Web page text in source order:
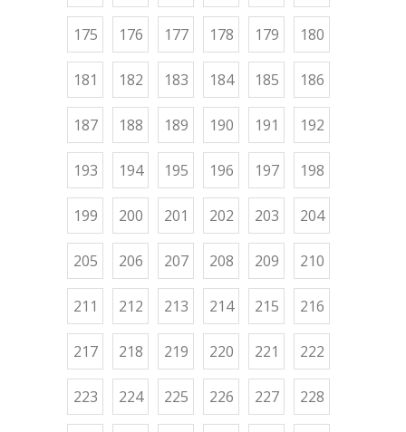
175 176 177 178 179 180
181 182 183 184 185 186
187 188 189 190 191 192
193 194 195 196 197 198
199 200 201 202 203 204
205 206 207 208 209 210
211 212 213 214 215 216
217 218 219 220 221 222
223 224 225 226 227 228